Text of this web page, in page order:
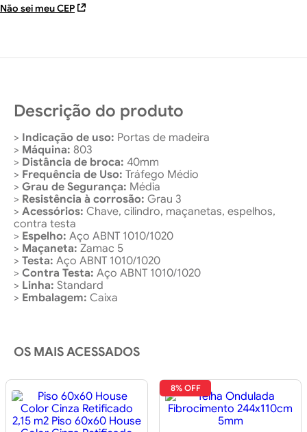
Não sei meu CEP
Descrição do produto
> Indicação de uso: Portas de madeira
> Máquina: 803
> Distância de broca: 40mm
> Frequência de Uso: Tráfego Médio
> Grau de Segurança: Média
> Resistência à corrosão: Grau 3
> Acessórios: Chave, cilindro, maçanetas, espelhos,
contra testa
> Espelho: Aço ABNT 1010/1020
> Maçaneta: Zamac 5
> Testa: Aço ABNT 1010/1020
> Contra Testa: Aço ABNT 1010/1020
> Linha: Standard
> Embalagem: Caixa
OS MAIS ACESSADOS
8% OFF